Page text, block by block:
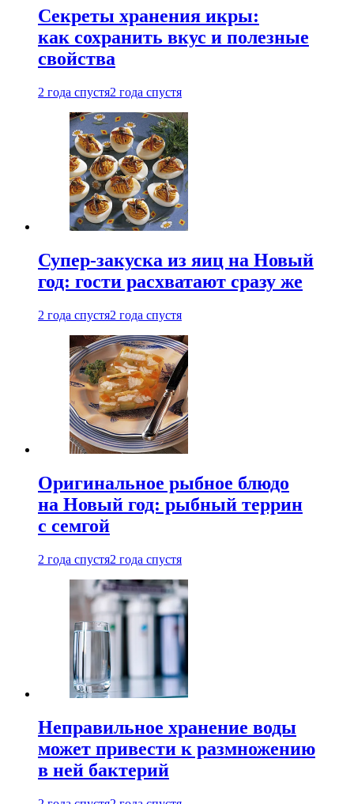
Секреты хранения икры:
как сохранить вкус и полезные
свойства
2 года спустя2 года спустя
Супер-закуска из яиц на Новый
год: гости расхватают сразу же
2 года спустя2 года спустя
Оригинальное рыбное блюдо
на Новый год: рыбный террин
с семгой
2 года спустя2 года спустя
Неправильное хранение воды
может привести к размножению
в ней бактерий